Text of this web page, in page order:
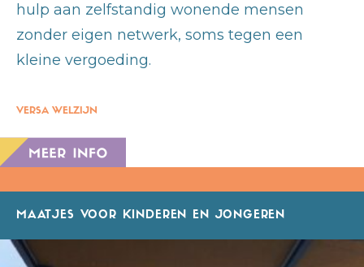
hulp aan zelfstandig wonende mensen
zonder eigen netwerk, soms tegen een
kleine vergoeding.
VERSA WELZIJN
MAATJES VOOR KINDEREN EN JONGEREN